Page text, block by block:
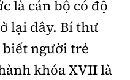
là cán bộ có độ
lại đây. Bí thư
người trẻ
khóa XVII là